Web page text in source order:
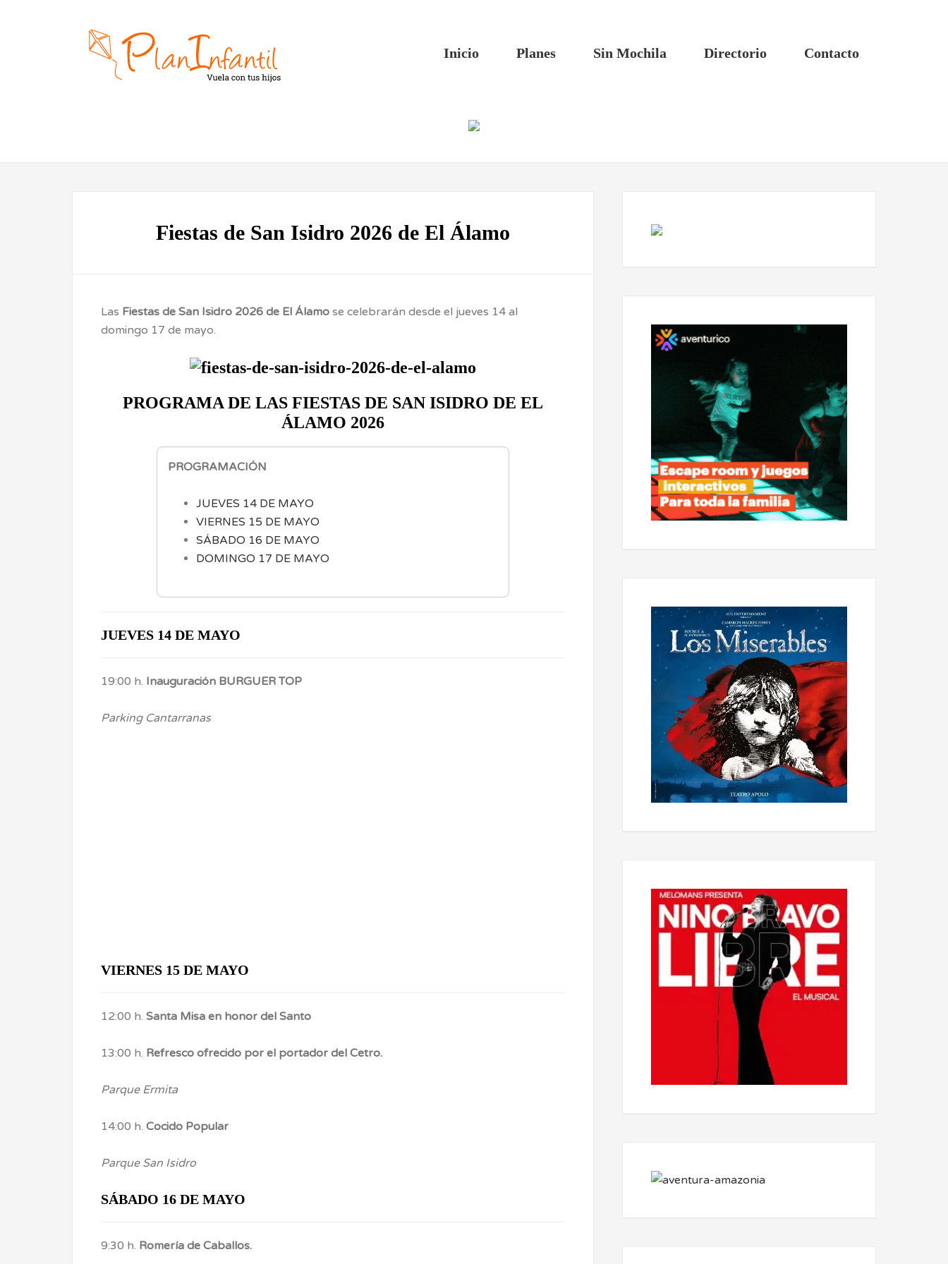
Inicio Planes Sin Mochila Directorio Contacto
Fiestas de San Isidro 2026 de El Álamo
Las Fiestas de San Isidro 2026 de El Álamo se celebrarán desde el jueves 14 al
domingo 17 de mayo.
PROGRAMA DE LAS FIESTAS DE SAN ISIDRO DE EL
ÁLAMO 2026
PROGRAMACIÓN
JUEVES 14 DE MAYO
VIERNES 15 DE MAYO
SÁBADO 16 DE MAYO
DOMINGO 17 DE MAYO
JUEVES 14 DE MAYO
19:00 h. Inauguración BURGUER TOP
Parking Cantarranas
VIERNES 15 DE MAYO
12:00 h. Santa Misa en honor del Santo
13:00 h. Refresco ofrecido por el portador del Cetro.
Parque Ermita
14:00 h. Cocido Popular
Parque San Isidro
SÁBADO 16 DE MAYO
9:30 h. Romería de Caballos.